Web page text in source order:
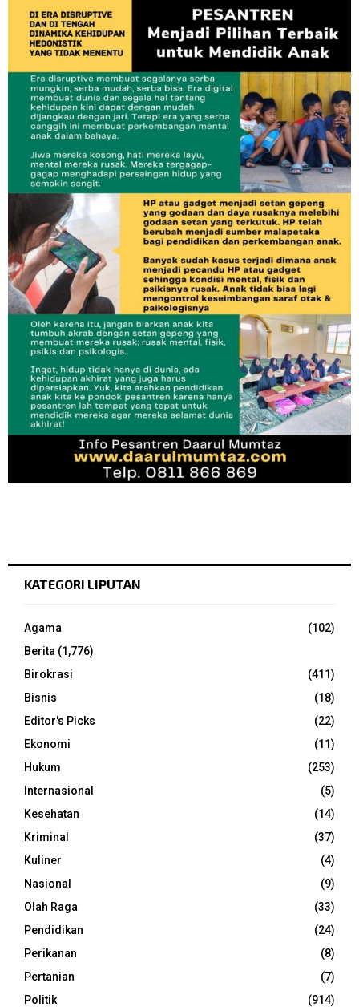
KATEGORI LIPUTAN
Agama
(102)
Berita (1,776)
Birokrasi
(411)
Bisnis
(18)
Editor's Picks
(22)
Ekonomi
(11)
Hukum
(253)
Internasional
(5)
Kesehatan
(14)
Kriminal
(37)
Kuliner
(4)
Nasional
(9)
Olah Raga
(33)
Pendidikan
(24)
Perikanan
(8)
Pertanian
(7)
Politik
(914)